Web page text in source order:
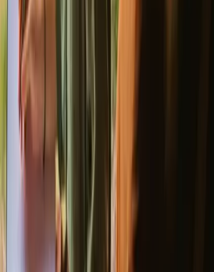
hytte- og lavvoeventyr i Sverige
Se alle eventyrhistorier
du bestiller mikrohus